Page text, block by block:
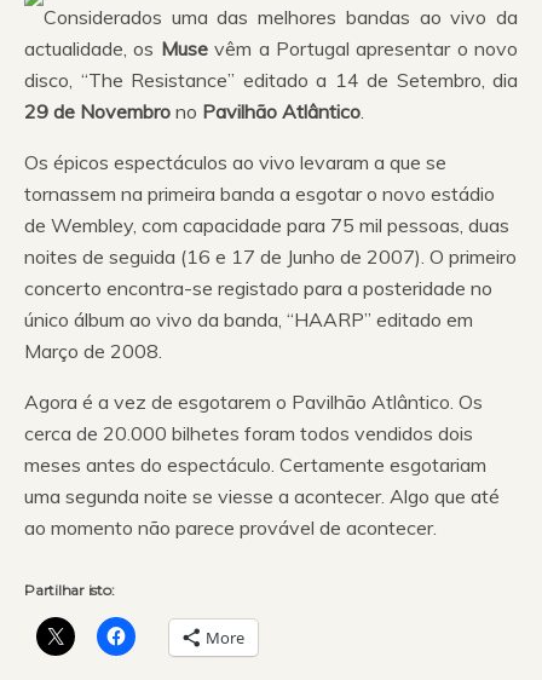
Considerados uma das melhores bandas ao vivo da
actualidade, os Musevêm a Portugal apresentar o novo
disco, “The Resistance” editado a 14 de Setembro, dia
29 de Novembro no Pavilhão Atlântico.
Os épicos espectáculos ao vivo levaram a que se
tornassem na primeira banda a esgotar o novo estádio
de Wembley, com capacidade para 75 mil pessoas, duas
noites de seguida (16 e 17 de Junho de 2007). O primeiro
concerto encontra-se registado para a posteridade no
único álbum ao vivo da banda, “HAARP” editado em
Março de 2008.
Agora é a vez de esgotarem o Pavilhão Atlântico. Os
cerca de 20.000 bilhetes foram todos vendidos dois
meses antes do espectáculo. Certamente esgotariam
uma segunda noite se viesse a acontecer. Algo que até
ao momento não parece provável de acontecer.
Partilhar isto:
More